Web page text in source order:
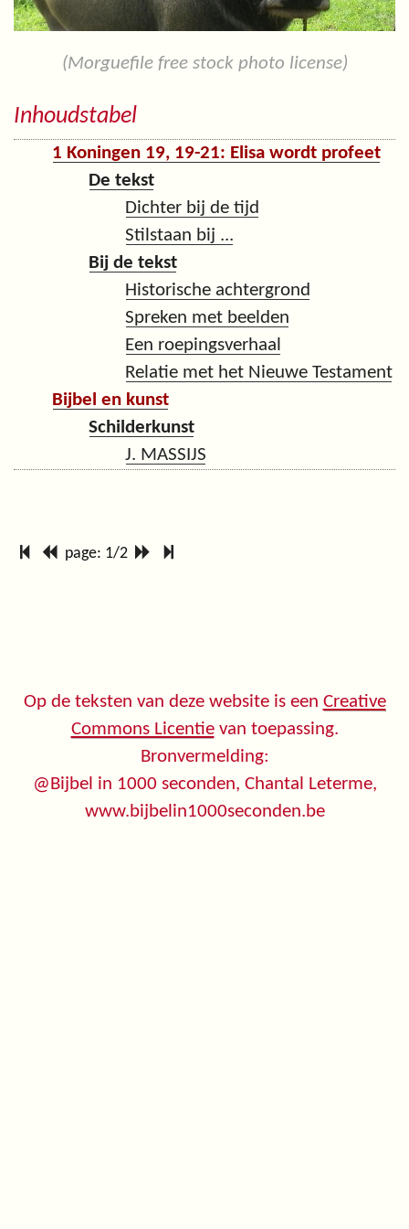
(Morguefile free stock photo license)
Inhoudstabel
1 Koningen 19, 19-21: Elisa wordt profeet
De tekst
Dichter bij de tijd
Stilstaan bij ...
Bij de tekst
Historische achtergrond
Spreken met beelden
Een roepingsverhaal
Relatie met het Nieuwe Testament
Bijbel en kunst
Schilderkunst
J. MASSIJS
page: 1/2
Op de teksten van deze website is een Creative
Commons Licentievan toepassing.
Bronvermelding:
@Bijbel in 1000 seconden, Chantal Leterme,
www.bijbelin1000seconden.be